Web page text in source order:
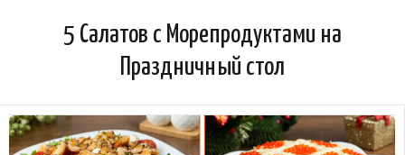
5 Салатов с Морепродуктами на
Праздничный стол